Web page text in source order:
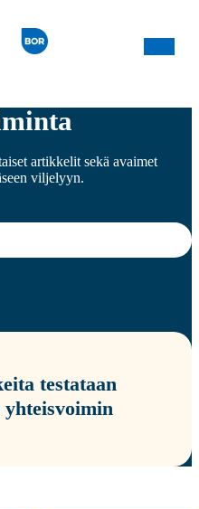
artikkelit sekä avaimet
viljelyyn.
testataan